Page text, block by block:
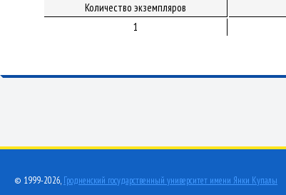
Количество экземпляров
1
© 1999-2026, Гродненский государственный университет имени Янки Купалы